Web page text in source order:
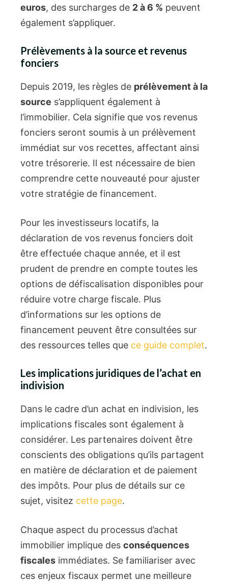
euros, des surcharges de 2 à 6 % peuvent
également s’appliquer.
Prélèvements à la source et revenus
fonciers
Depuis 2019, les règles de prélèvement à la
source s’appliquent également à
l’immobilier. Cela signifie que vos revenus
fonciers seront soumis à un prélèvement
immédiat sur vos recettes, affectant ainsi
votre trésorerie. Il est nécessaire de bien
comprendre cette nouveauté pour ajuster
votre stratégie de financement.
Pour les investisseurs locatifs, la
déclaration de vos revenus fonciers doit
être effectuée chaque année, et il est
prudent de prendre en compte toutes les
options de défiscalisation disponibles pour
réduire votre charge fiscale. Plus
d’informations sur les options de
financement peuvent être consultées sur
des ressources telles que ce guide complet.
Les implications juridiques de l’achat en
indivision
Dans le cadre d’un achat en indivision, les
implications fiscales sont également à
considérer. Les partenaires doivent être
conscients des obligations qu’ils partagent
en matière de déclaration et de paiement
des impôts. Pour plus de détails sur ce
sujet, visitez cette page.
Chaque aspect du processus d’achat
immobilier implique des conséquences
fiscales immédiates. Se familiariser avec
ces enjeux fiscaux permet une meilleure